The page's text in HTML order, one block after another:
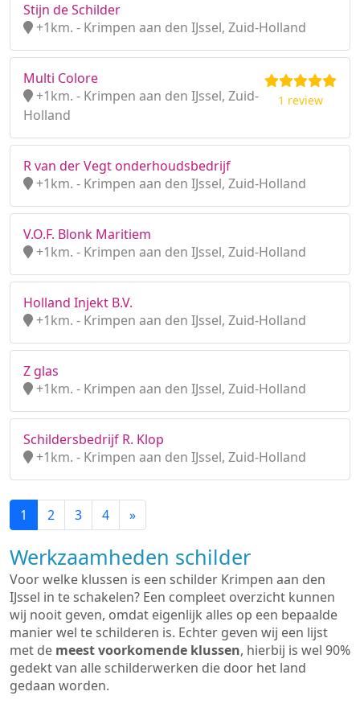
Stijn de Schilder
+1km. - Krimpen aan den IJssel, Zuid-Holland
Multi Colore
+1km. - Krimpen aan den IJssel, Zuid-
Holland
1 review
R van der Vegt onderhoudsbedrijf
+1km. - Krimpen aan den IJssel, Zuid-Holland
V.O.F. Blonk Maritiem
+1km. - Krimpen aan den IJssel, Zuid-Holland
Holland Injekt B.V.
+1km. - Krimpen aan den IJssel, Zuid-Holland
Z glas
+1km. - Krimpen aan den IJssel, Zuid-Holland
Schildersbedrijf R. Klop
+1km. - Krimpen aan den IJssel, Zuid-Holland
1 2 3 4 »
Werkzaamheden schilder
Voor welke klussen is een schilder Krimpen aan den
IJssel in te schakelen? Een compleet overzicht kunnen
wij nooit geven, omdat eigenlijk alles op een bepaalde
manier wel te schilderen is. Echter geven wij een lijst
met de meest voorkomende klussen, hierbij is wel 90%
gedekt van alle schilderwerken die door het land
gedaan worden.